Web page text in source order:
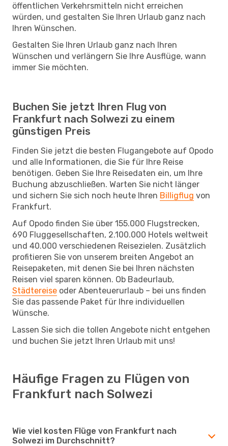
öffentlichen Verkehrsmitteln nicht erreichen
würden, und gestalten Sie Ihren Urlaub ganz nach
Ihren Wünschen.
Gestalten Sie Ihren Urlaub ganz nach Ihren
Wünschen und verlängern Sie Ihre Ausflüge, wann
immer Sie möchten.
Buchen Sie jetzt Ihren Flug von
Frankfurt nach Solwezi zu einem
günstigen Preis
Finden Sie jetzt die besten Flugangebote auf Opodo
und alle Informationen, die Sie für Ihre Reise
benötigen. Geben Sie Ihre Reisedaten ein, um Ihre
Buchung abzuschließen. Warten Sie nicht länger
und sichern Sie sich noch heute Ihren Billigflug von
Frankfurt.
Auf Opodo finden Sie über 155.000 Flugstrecken,
690 Fluggesellschaften, 2.100.000 Hotels weltweit
und 40.000 verschiedenen Reisezielen. Zusätzlich
profitieren Sie von unserem breiten Angebot an
Reisepaketen, mit denen Sie bei Ihren nächsten
Reisen viel sparen können. Ob Badeurlaub,
Städtereise oder Abenteuerurlaub – bei uns finden
Sie das passende Paket für Ihre individuellen
Wünsche.
Lassen Sie sich die tollen Angebote nicht entgehen
und buchen Sie jetzt Ihren Urlaub mit uns!
Häufige Fragen zu Flügen von
Frankfurt nach Solwezi
Wie viel kosten Flüge von Frankfurt nach
Solwezi im Durchschnitt?